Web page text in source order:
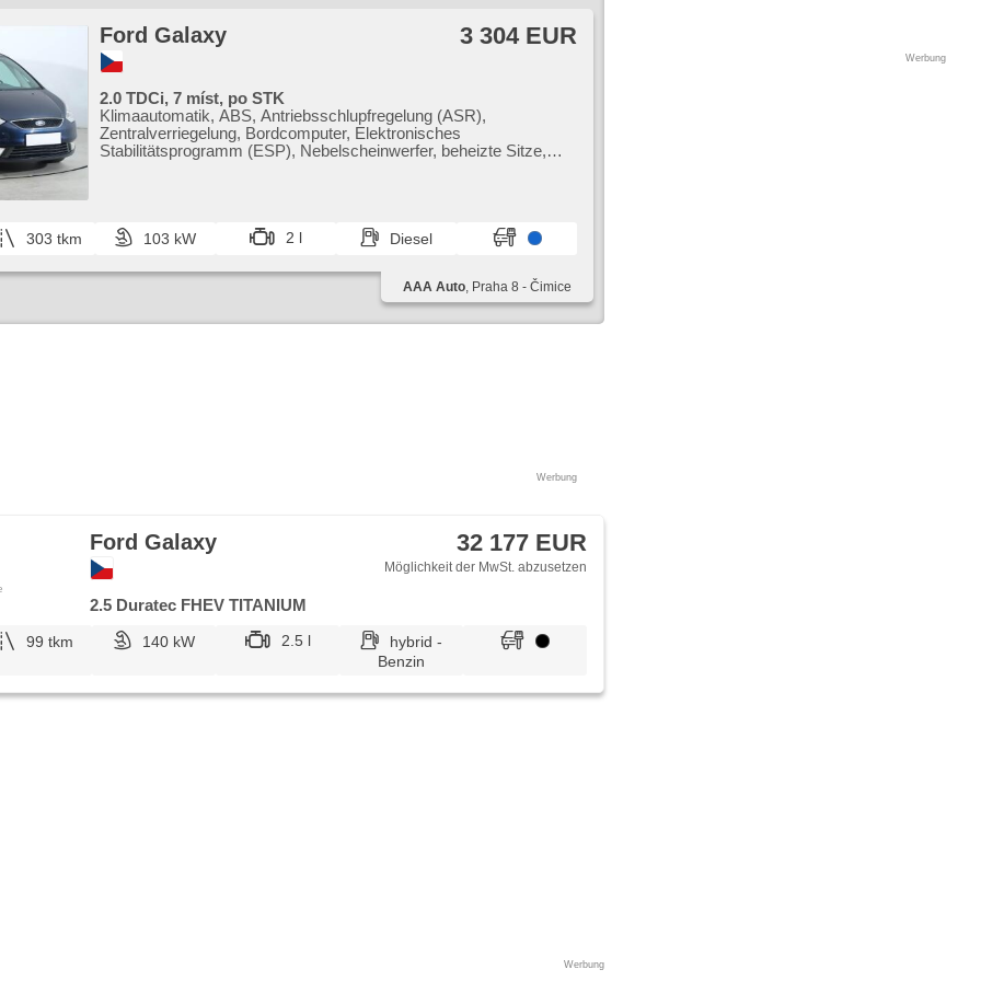
Ford Galaxy 3 304 EUR
2.0 TDCi, 7 míst, po STK
Klimaautomatik, ABS, Antriebsschlupfregelung (ASR),
Zentralverriegelung, Bordcomputer, Elektronisches
Stabilitätsprogramm (ESP), Nebelscheinwerfer, beheizte Sitze,
303 tkm 103 kW 2 l Diesel
AAA Auto, Praha 8 - Čimice
Werbung
Ford Galaxy 32 177 EUR
Möglichkeit der MwSt. abzusetzen
2.5 Duratec FHEV TITANIUM
99 tkm 140 kW 2.5 l
hybrid -
Benzin
Werbung
Werbung